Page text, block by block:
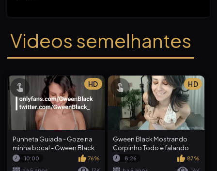
Videos semelhantes
HD
Punheta Guiada - Goze na
minha boca! - Gween Black
10:00
76%
HD
Gween Black Mostrando
Corpinho Todo e falando
Safadeza
8:26
87%